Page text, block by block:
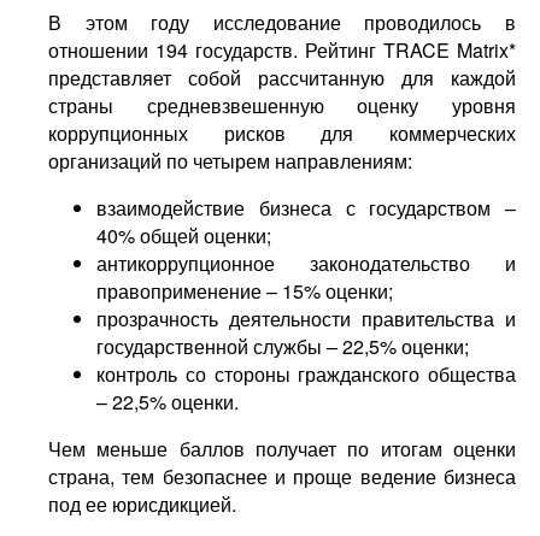
В этом году исследование проводилось в
отношении 194 государств. Рейтинг TRACE Matrix*
представляет собой рассчитанную для каждой
страны средневзвешенную оценку уровня
коррупционных рисков для коммерческих
организаций по четырем направлениям:
взаимодействие бизнеса с государством –
40% общей оценки;
антикоррупционное законодательство и
правоприменение – 15% оценки;
прозрачность деятельности правительства и
государственной службы – 22,5% оценки;
контроль со стороны гражданского общества
– 22,5% оценки.
Чем меньше баллов получает по итогам оценки
страна, тем безопаснее и проще ведение бизнеса
под ее юрисдикцией.